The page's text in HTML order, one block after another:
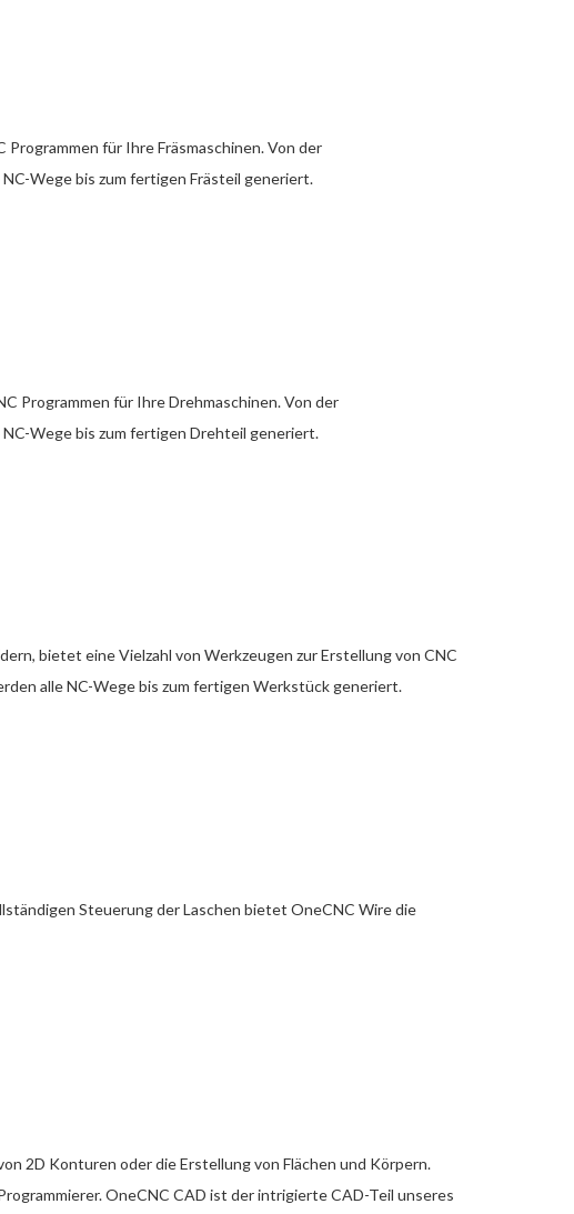
für Ihre Fräsmaschinen. Von der
Wege bis zum fertigen Frästeil generiert.
Programmen für Ihre Drehmaschinen. Von der
Wege bis zum fertigen Drehteil generiert.
bietet eine Vielzahl von Werkzeugen zur Erstellung von CNC
alle NC-Wege bis zum fertigen Werkstück generiert.
Steuerung der Laschen bietet OneCNC Wire die
2D Konturen oder die Erstellung von Flächen und Körpern.
OneCNC CAD ist der intrigierte CAD-Teil unseres